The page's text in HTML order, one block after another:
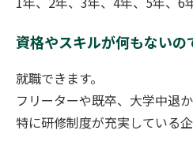
資格やスキルが何もない
就職できます。
フリーターや既卒、大学中退
特に研修制度が充実している